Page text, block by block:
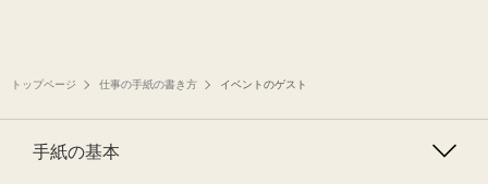
トップページ 仕事の手紙の書き方 イベントのゲスト
手紙の基本